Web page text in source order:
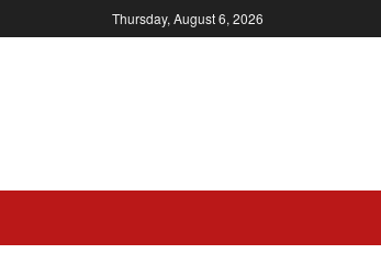
Thursday, August 6, 2026